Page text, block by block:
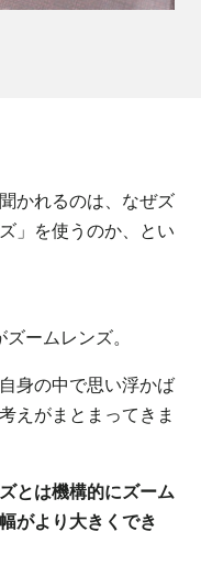
かれるのは、なぜズ
」を使うのか、とい
ームレンズ。
身の中で思い浮かば
えがまとまってきま
とは機構的にズーム
がより大きくでき